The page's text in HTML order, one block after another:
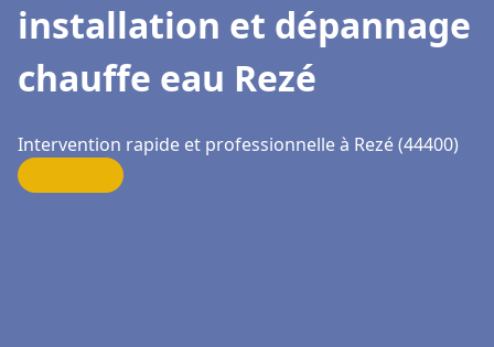
installation et dépannage
chauffe eau Rezé
Intervention rapide et professionnelle à Rezé (44400)